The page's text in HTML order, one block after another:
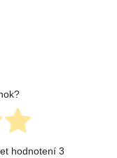
hodnotení 3